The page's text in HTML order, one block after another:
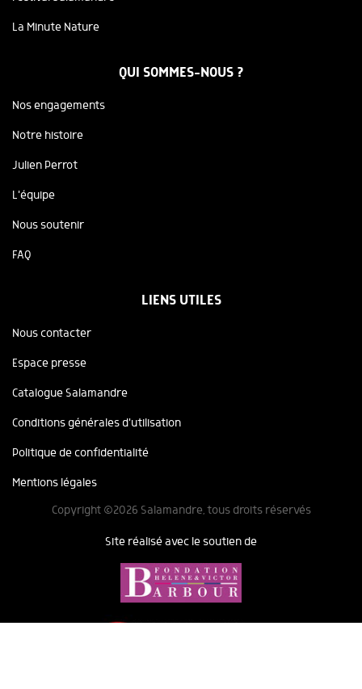
La Minute Nature
QUI SOMMES-NOUS ?
Nos engagements
Notre histoire
Julien Perrot
L'équipe
Nous soutenir
FAQ
LIENS UTILES
Nous contacter
Espace presse
Catalogue Salamandre
Conditions générales d'utilisation
Politique de confidentialité
Mentions légales
Copyright ©2026 Salamandre, tous droits réservés
Site réalisé avec le soutien de